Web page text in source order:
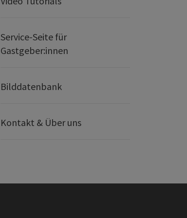
Service-Seite für
Gastgeber:innen
Bilddatenbank
Kontakt & Über uns